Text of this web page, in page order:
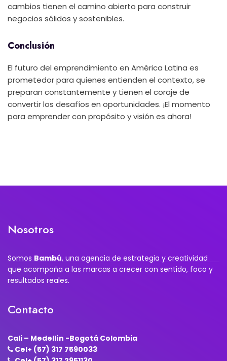
cambios tienen el camino abierto para construir
negocios sólidos y sostenibles.
Conclusión
El futuro del emprendimiento en América Latina es
prometedor para quienes entienden el contexto, se
preparan constantemente y tienen el coraje de
convertir los desafíos en oportunidades. ¡El momento
para emprender con propósito y visión es ahora!
Nosotros
Somos Bambú, una agencia de estrategia y creatividad
que acompaña a las marcas a crecer con sentido, foco y
resultados reales.
Contacto
Cali – Medellín -Bogotá Colombia
Cel+ (57) 317 7590033